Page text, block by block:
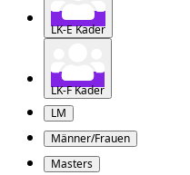
LK-E Kader
LK-F Kader
LM
Männer/Frauen
Masters